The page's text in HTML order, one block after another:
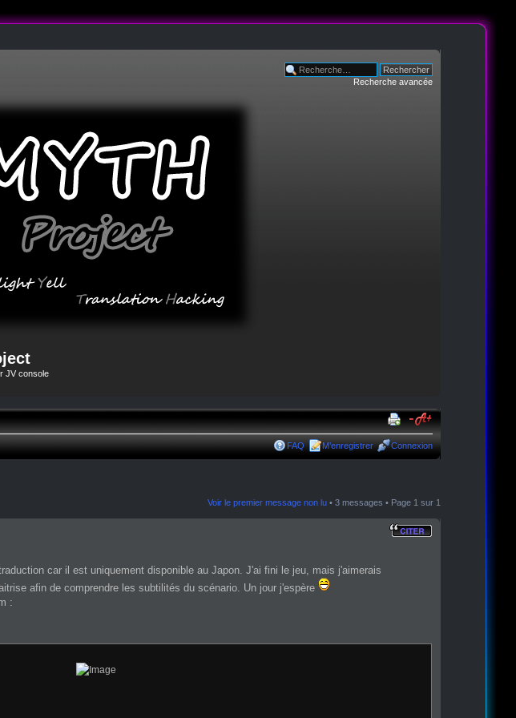
Recherche avancée
JV console
FAQ M’enregistrer Connexion
Voir le premier message non lu • 3 messages • Page 1 sur 1
car il est uniquement disponible au Japon. J'ai fini le jeu, mais j'aimerais
afin de comprendre les subtilités du scénario. Un jour j'espère
: